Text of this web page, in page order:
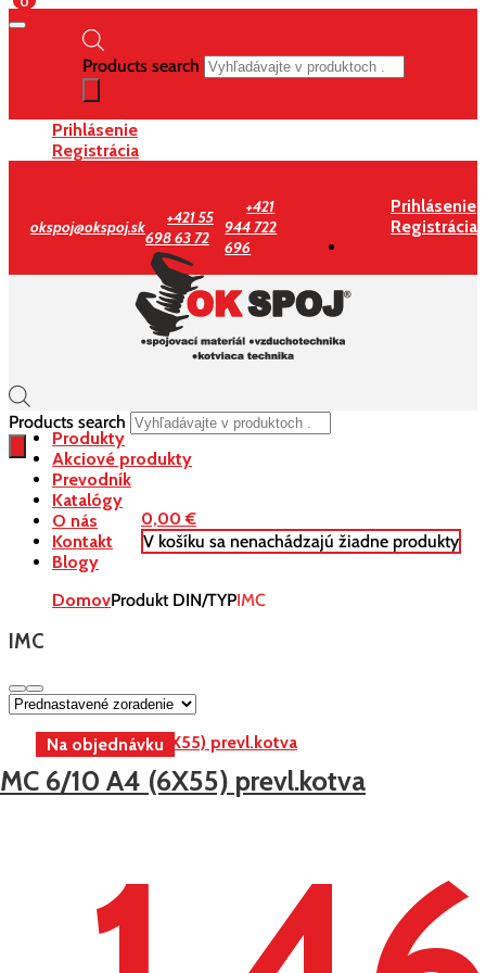
Products search
Prihlásenie
Registrácia
okspoj@okspoj.sk
+421 55
698 63 72
+421
944 722
696
Prihlásenie
Registrácia
Products search
0,00€
V košíku sa nenachádzajú žiadne produkty
Produkty
Akciové produkty
Prevodník
Katalógy
O nás
Kontakt
Blogy
DomovProdukt DIN/TYPIMC
IMC
6/10 A4 (6X55) prevl.kotva